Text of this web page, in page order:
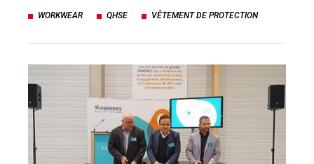
WORKWEAR QHSE VÊTEMENT DE PROTECTION